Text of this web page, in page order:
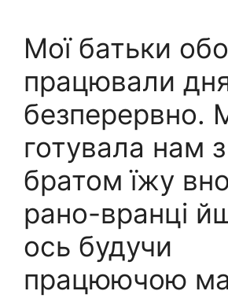
Мої батьки
працювали
безперервно.
готувала нам з
братом їжу
рано-вранці
ось будучи
працюючою